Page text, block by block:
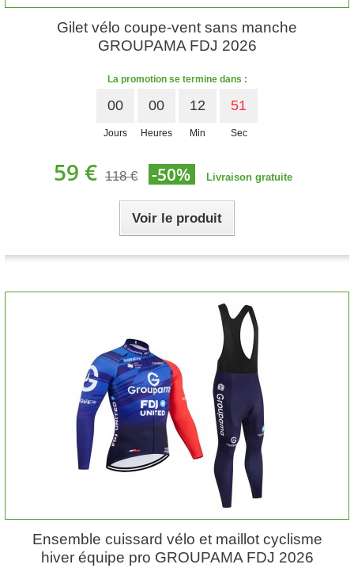
Gilet vélo coupe-vent sans manche
GROUPAMA FDJ 2026
La promotion se termine dans :
00
Jours
00
Heures
12
Min
50
Sec
59 € 118 € -50% Livraison gratuite
Voir le produit
Ensemble cuissard vélo et maillot cyclisme
hiver équipe pro GROUPAMA FDJ 2026